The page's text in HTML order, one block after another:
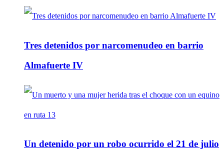
Tres detenidos por narcomenudeo en barrio
Almafuerte IV
Un detenido por un robo ocurrido el 21 de julio